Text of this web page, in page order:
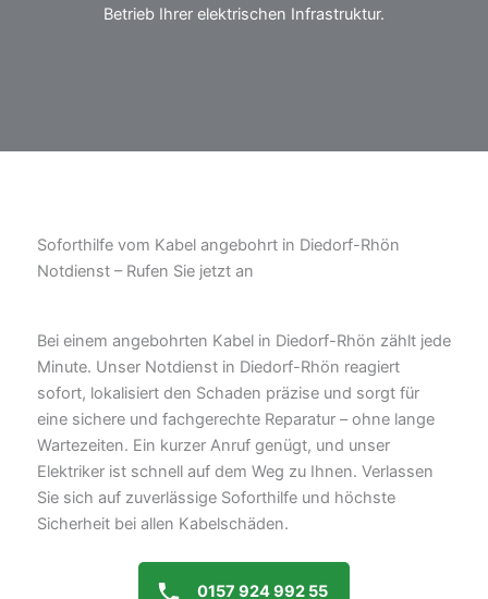
Betrieb Ihrer elektrischen Infrastruktur.
Soforthilfe vom Kabel angebohrt in Diedorf-Rhön
Notdienst – Rufen Sie jetzt an
Bei einem angebohrten Kabel in Diedorf-Rhön zählt jede
Minute. Unser Notdienst in Diedorf-Rhön reagiert
sofort, lokalisiert den Schaden präzise und sorgt für
eine sichere und fachgerechte Reparatur – ohne lange
Wartezeiten. Ein kurzer Anruf genügt, und unser
Elektriker ist schnell auf dem Weg zu Ihnen. Verlassen
Sie sich auf zuverlässige Soforthilfe und höchste
Sicherheit bei allen Kabelschäden.
0157 924 992 55